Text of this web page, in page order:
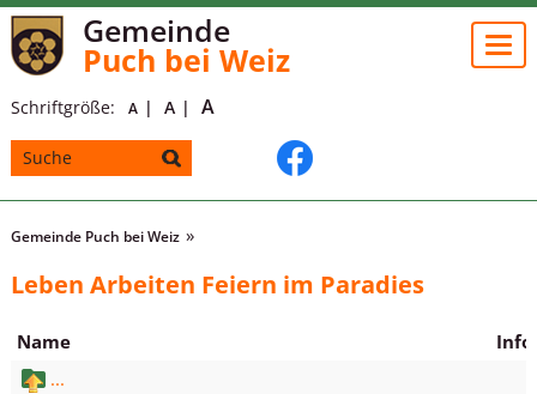
Gemeinde
Puch bei Weiz
Schriftgröße: A A A
Gemeinde Puch bei Weiz
Leben Arbeiten Feiern im Paradies
Name
Info
...